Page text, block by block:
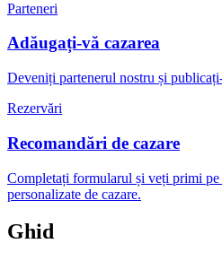
Parteneri
Adăugați-vă cazarea
Deveniți partenerul nostru și
Rezervări
Recomandări de cazare
Completați formularul și veți primi pe
personalizate de cazare.
Ghid